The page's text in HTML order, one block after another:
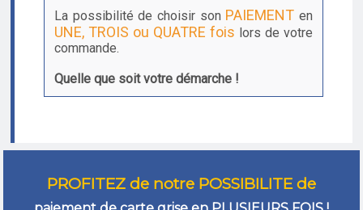
La possibilité de choisir son PAIEMENT en
UNE, TROIS ou QUATRE fois lors de votre
commande.
Quelle que soit votre démarche !
PROFITEZ de notre POSSIBILITE de